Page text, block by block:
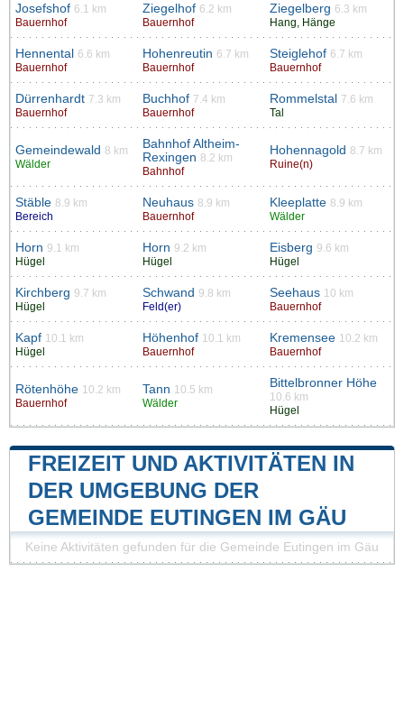
Josefshof 6.1 km
Bauernhof
Ziegelhof 6.2 km
Bauernhof
Ziegelberg 6.3 km
Hang, Hänge
Hennental
6.6 km
Bauernhof
Hohenreutin 6.7 km
Bauernhof
Steiglehof 6.7 km
Bauernhof
Dürrenhardt 7.3 km
Bauernhof
Buchhof 7.4 km
Bauernhof
Rommelstal
7.6 km
Tal
Gemeindewald 8 km
Wälder
Bahnhof Altheim-
Rexingen 8.2 km
Bahnhof
Hohennagold 8.7 km
Ruine(n)
Stäble 8.9 km
Bereich
Neuhaus 8.9 km
Bauernhof
Kleeplatte 8.9 km
Wälder
Horn 9.1 km
Hügel
Horn 9.2 km
Hügel
Eisberg 9.6 km
Hügel
Kirchberg 9.7 km
Hügel
Schwand 9.8 km
Feld(er)
Seehaus 10 km
Bauernhof
Kapf 10.1 km
Hügel
Höhenhof 10.1 km
Bauernhof
Kremensee 10.2 km
Bauernhof
Rötenhöhe 10.2 km
Bauernhof
Tann 10.5 km
Wälder
Bittelbronner Höhe
10.6 km
Hügel
FREIZEIT UND AKTIVITÄTEN IN
DER UMGEBUNG DER
GEMEINDE EUTINGEN IM GÄU
Keine Aktivitäten gefunden für die Gemeinde Eutingen im Gäu